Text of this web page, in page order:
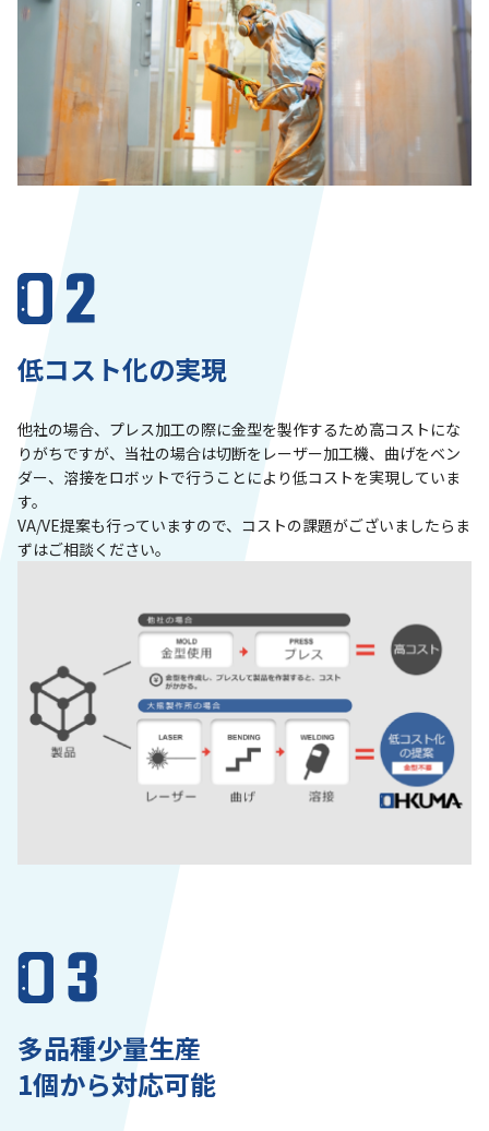
低コスト化の実現
他社の場合、プレス加工の際に金型を製作するため高コストにな
りがちですが、当社の場合は切断をレーザー加工機、曲げをベン
ダー、溶接をロボットで行うことにより低コストを実現していま
す。
VA/VE提案も行っていますので、コストの課題がございましたらま
ずはご相談ください。
多品種少量生産
1個から対応可能